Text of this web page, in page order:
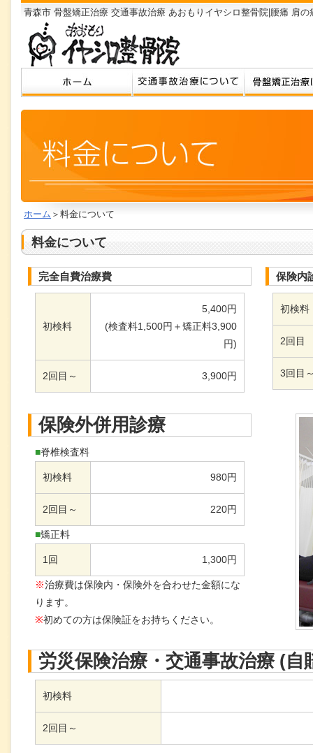
青森市 骨盤矯正治療 交通事故治療 あおもりイヤシロ整骨院|腰痛 肩
ホーム ＞料金について
料金について
完全自費治療費
初検料
5,400円
(検査料1,500円＋矯正料3,900
円)
2回目～ 3,900円
保険内
初検料
2回目
3回目
保険外併用診療
■脊椎検査料
初検料 980円
2回目～ 220円
■矯正料
1回 1,300円
※治療費は保険内・保険外を合わせた金額にな
ります。
※初めての方は保険証をお持ちください。
労災保険治療・交通事故治療 (自
初検料
2回目～